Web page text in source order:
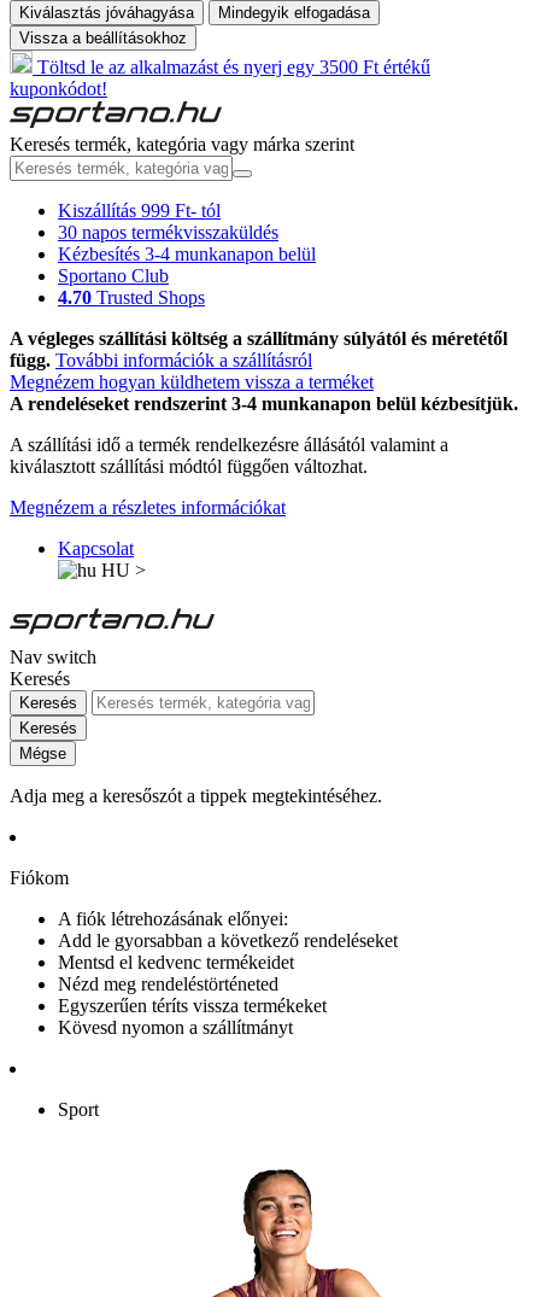
Kiválasztás jóváhagyása
Mindegyik elfogadása
Vissza a beállításokhoz
Töltsd le az alkalmazást és nyerj egy 3500 Ft értékű
kuponkódot!
Keresés termék, kategória vagy márka szerint
Kiszállítás 999 Ft- tól
30 napos termékvisszaküldés
Kézbesítés 3-4 munkanapon belül
Sportano Club
4.70 Trusted Shops
A végleges szállítási költség a szállítmány súlyától és méretétől
függ. További információk a szállításról
Megnézem hogyan küldhetem vissza a terméket
A rendeléseket rendszerint 3-4 munkanapon belül kézbesítjük.
A szállítási idő a termék rendelkezésre állásától valamint a
kiválasztott szállítási módtól függően változhat.
Megnézem a részletes információkat
Kapcsolat
HU >
Nav switch
Keresés
Keresés
Keresés
Mégse
Adja meg a keresőszót a tippek megtekintéséhez.
Fiókom
A fiók létrehozásának előnyei:
Add le gyorsabban a következő rendeléseket
Mentsd el kedvenc termékeidet
Nézd meg rendeléstörténeted
Egyszerűen téríts vissza termékeket
Kövesd nyomon a szállítmányt
Sport